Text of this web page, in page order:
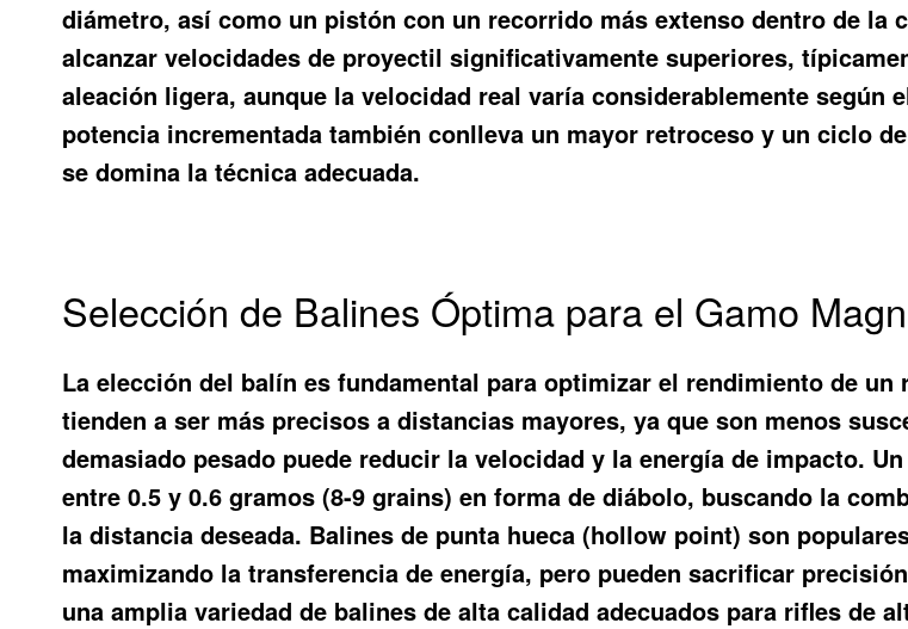
diámetro, así como un pistón con un recorrido más extenso dentro de la
alcanzar velocidades de proyectil significativamente superiores,
aleación ligera, aunque la velocidad real varía considerablemente
potencia incrementada también conlleva un mayor retroceso y un ciclo
se domina la técnica adecuada.
Selección de Balines Óptima para el Gamo
La elección del balín es fundamental para optimizar el rendimiento de
tienden a ser más precisos a distancias mayores, ya que son menos
demasiado pesado puede reducir la velocidad y la energía de impacto.
entre 0.5 y 0.6 gramos (8-9 grains) en forma de diábolo, buscando la
la distancia deseada. Balines de punta hueca (hollow point) son
maximizando la transferencia de energía, pero pueden sacrificar
una amplia variedad de balines de alta calidad adecuados para rifles de